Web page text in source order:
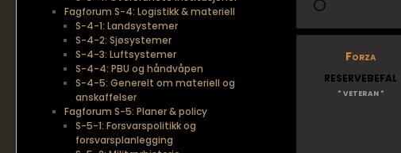
Forza
RESERVEBEFAL
* VETERAN *
Fagforum S-4: Logistikk & materiell
S-4-1: Landsystemer
S-4-2: Sjøsystemer
S-4-3: Luftsystemer
S-4-4: PBU og håndvåpen
S-4-5: Generelt om materiell og
anskaffelser
Fagforum S-5: Planer & policy
S-5-1: Forsvarspolitikk og
forsvarsplanlegging